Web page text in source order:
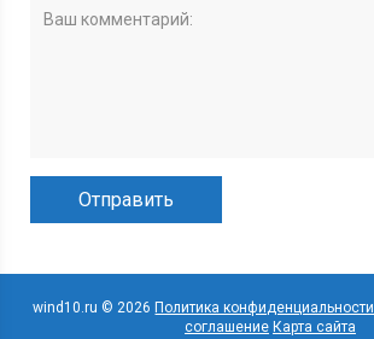
wind10.ru © 2026 Политика конфиденциальности
соглашение Карта сайта